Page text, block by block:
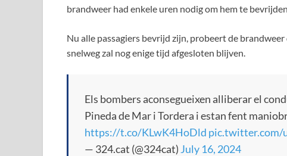
brandweer had enkele uren nodig om hem te bevrijden.
Nu alle passagiers bevrijd zijn, probeert de
snelweg zal nog enige tijd afgesloten blijven.
Els bombers aconsegueixen alliberar el
Pineda de Mar i Tordera i estan fent
https://t.co/KLwK4HoDld pic.twitter.com/
— 324.cat (@324cat) July 16, 2024